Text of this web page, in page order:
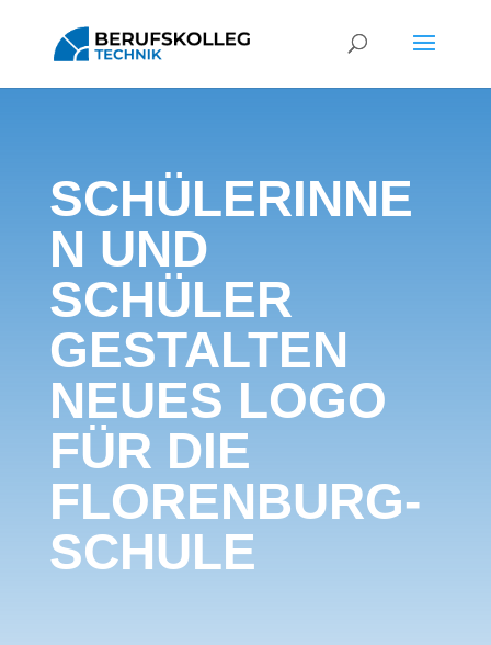
SCHÜLERINNE
N UND
SCHÜLER
GESTALTEN
NEUES LOGO
FÜR DIE
FLORENBURG-
SCHULE